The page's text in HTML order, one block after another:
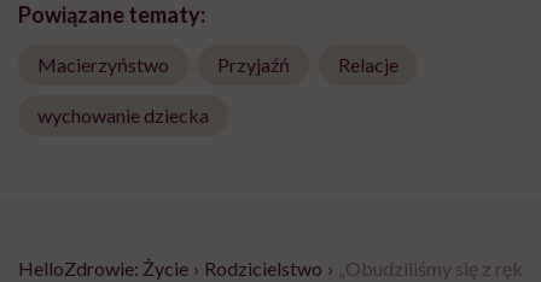
Powiązane tematy:
Macierzyństwo Przyjaźń Relacje
wychowanie dziecka
HelloZdrowie: Życie › Rodzicielstwo › „Obudziliśmy się z